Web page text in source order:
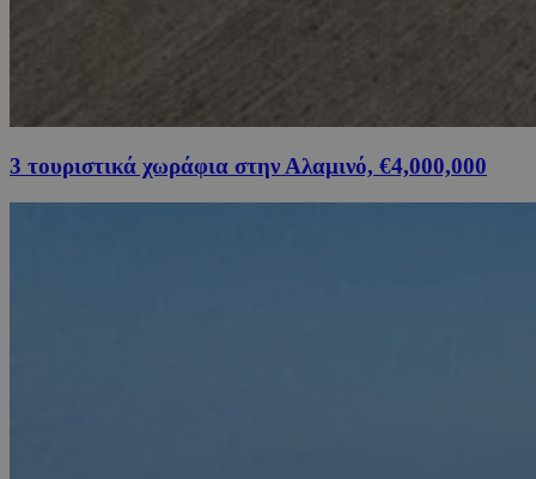
3 τουριστικά χωράφια στην Αλαμινό, €4,000,000